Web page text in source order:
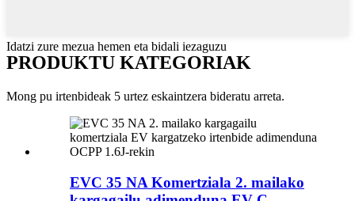
Idatzi zure mezua hemen eta bidali iezaguzu
PRODUKTU KATEGORIAK
Mong pu irtenbideak 5 urtez eskaintzera bideratu arreta.
EVC 35 NA Komertziala 2. mailako